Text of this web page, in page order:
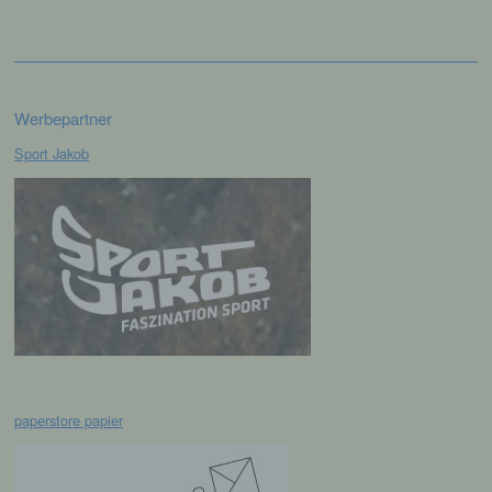
Werbepartner
Sport Jakob
paperstore papier
Einschränkung der Verarbeitung ist die
künftige Verarbeitung einzuschränken.
e) Profiling
personenbezogenen Daten verwendet
die sich auf eine natürliche Person beziehen,